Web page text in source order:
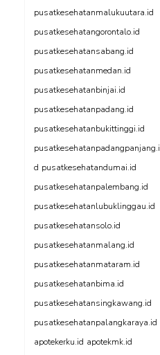
pusatkesehatanmalukuutara.id
pusatkesehatangorontalo.id
pusatkesehatansabang.id
pusatkesehatanmedan.id
pusatkesehatanbinjai.id
pusatkesehatanpadang.id
pusatkesehatanbukittinggi.id
pusatkesehatanpadangpanjang.i
d pusatkesehatandumai.id
pusatkesehatanpalembang.id
pusatkesehatanlubuklinggau.id
pusatkesehatansolo.id
pusatkesehatanmalang.id
pusatkesehatanmataram.id
pusatkesehatanbima.id
pusatkesehatansingkawang.id
pusatkesehatanpalangkaraya.id
apotekerku.id apotekmk.id